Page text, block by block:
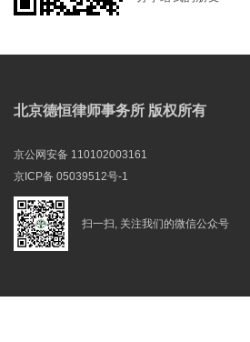
北京德恒律师事务所 版权所有
京公网安备 110102003161
京ICP备 05039512号-1
扫一扫, 关注我们的微信公众号